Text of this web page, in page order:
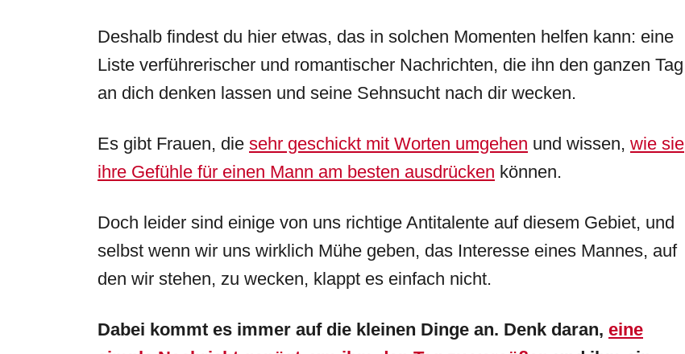
Deshalb findest du hier etwas, das in solchen Momenten helfen kann: eine
Liste verführerischer und romantischer Nachrichten, die ihn den ganzen Tag
an dich denken lassen und seine Sehnsucht nach dir wecken.
Es gibt Frauen, die sehr geschickt mit Worten umgehen und wissen, wie sie
ihre Gefühle für einen Mann am besten ausdrücken können.
Doch leider sind einige von uns richtige Antitalente auf diesem Gebiet, und
selbst wenn wir uns wirklich Mühe geben, das Interesse eines Mannes, auf
den wir stehen, zu wecken, klappt es einfach nicht.
Dabei kommt es immer auf die kleinen Dinge an. Denk daran, eine